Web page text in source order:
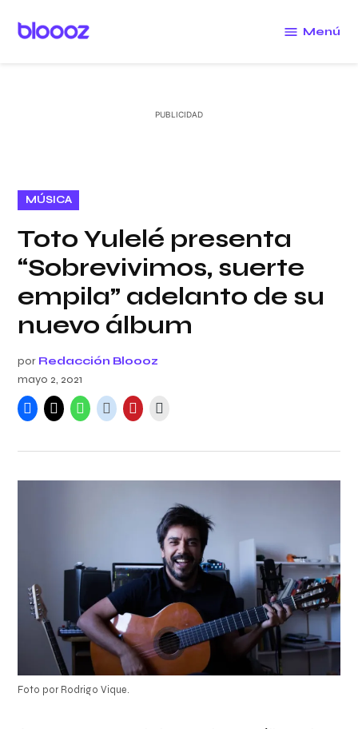
Menú
PUBLICADO
EN
MÚSICA
Toto Yulelé presenta
“Sobrevivimos, suerte
empila” adelanto de su
nuevo álbum
por Redacción Bloooz
mayo 2, 2021
Foto por Rodrigo Vique.